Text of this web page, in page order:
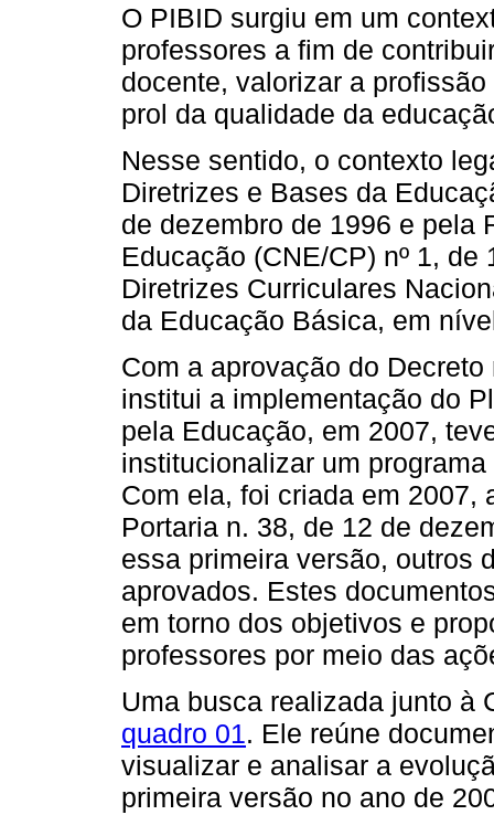
O PIBID surgiu em um
professores a fim de
docente, valorizar a
prol da qualidade da
Nesse sentido, o contexto
Diretrizes e Bases da
de dezembro de 1996 e pela
Educação (CNE/CP) nº 1,
Diretrizes Curriculares
da Educação Básica, em
Com a aprovação do
institui a implementação do
pela Educação, em 2007,
institucionalizar um
Com ela, foi criada em 2007,
Portaria n. 38, de 12 de
essa primeira versão, outros
aprovados. Estes
em torno dos objetivos e
professores por meio das
Uma busca realizada junto à
quadro 01. Ele reúne
visualizar e analisar a
primeira versão no ano de